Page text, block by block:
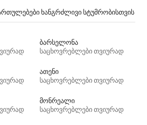
ხანგრძლივი სტუმრობისთვის
ბარსელონა
საცხოვრებლები თვიურად
ათენი
საცხოვრებლები თვიურად
მონრეალი
საცხოვრებლები თვიურად